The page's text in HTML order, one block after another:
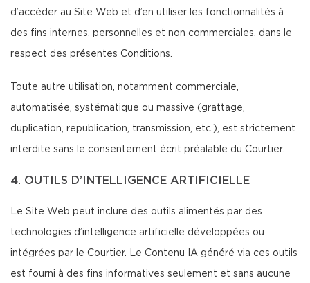
d’accéder au Site Web et d’en utiliser les fonctionnalités à
des fins internes, personnelles et non commerciales, dans le
respect des présentes Conditions.
Toute autre utilisation, notamment commerciale,
automatisée, systématique ou massive (grattage,
duplication, republication, transmission, etc.), est strictement
interdite sans le consentement écrit préalable du Courtier.
4. OUTILS D’INTELLIGENCE ARTIFICIELLE
Le Site Web peut inclure des outils alimentés par des
technologies d’intelligence artificielle développées ou
intégrées par le Courtier. Le Contenu IA généré via ces outils
est fourni à des fins informatives seulement et sans aucune